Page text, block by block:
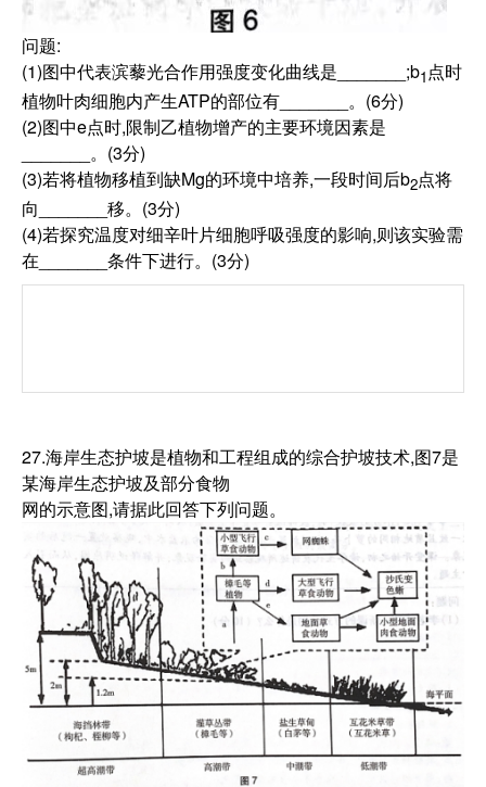
问题:
(1)图中代表滨藜光合作用强度变化曲线是_______;b1 点时
植物叶肉细胞内产生ATP的部位有_______。(6分)
(2)图中e点时,限制乙植物增产的主要环境因素是
_______。(3分)
(3)若将植物移植到缺Mg的环境中培养,一段时间后b2点将
向_______移。(3分)
(4)若探究温度对细辛叶片细胞呼吸强度的影响,则该实验需
在_______条件下进行。(3分)
27.海岸生态护坡是植物和工程组成的综合护坡技术,图7是
某海岸生态护坡及部分食物
网的示意图,请据此回答下列问题。